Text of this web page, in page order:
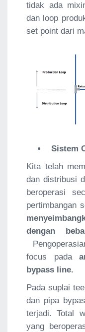
tidak ada
dan loop
set point dari
Sistem
Kita telah
dan distribusi
beroperasi
pertimbangan
dengan
focus pada
bypass line.
Pada suplai
dan pipa
terjadi. Total
yang